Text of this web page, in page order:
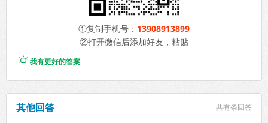
①复制手机号： 13908913899
②打开微信后添加好友，粘贴
我有更好的答案
其他回答 共有条回答